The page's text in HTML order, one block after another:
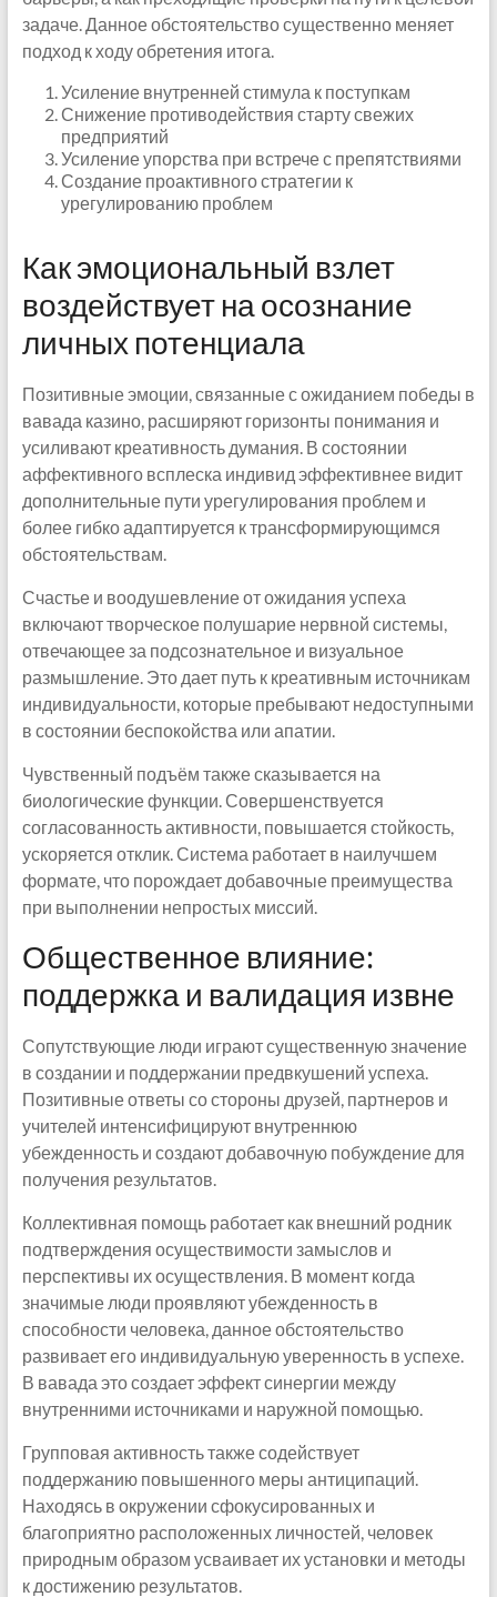
задаче. Данное обстоятельство существенно меняет
подход к ходу обретения итога.
Усиление внутренней стимула к поступкам
Снижение противодействия старту свежих
предприятий
Усиление упорства при встрече с препятствиями
Создание проактивного стратегии к
урегулированию проблем
Как эмоциональный взлет
воздействует на осознание
личных потенциала
Позитивные эмоции, связанные с ожиданием победы в
вавада казино, расширяют горизонты понимания и
усиливают креативность думания. В состоянии
аффективного всплеска индивид эффективнее видит
дополнительные пути урегулирования проблем и
более гибко адаптируется к трансформирующимся
обстоятельствам.
Счастье и воодушевление от ожидания успеха
включают творческое полушарие нервной системы,
отвечающее за подсознательное и визуальное
размышление. Это дает путь к креативным источникам
индивидуальности, которые пребывают недоступными
в состоянии беспокойства или апатии.
Чувственный подъём также сказывается на
биологические функции. Совершенствуется
согласованность активности, повышается стойкость,
ускоряется отклик. Система работает в наилучшем
формате, что порождает добавочные преимущества
при выполнении непростых миссий.
Общественное влияние:
поддержка и валидация извне
Сопутствующие люди играют существенную значение
в создании и поддержании предвкушений успеха.
Позитивные ответы со стороны друзей, партнеров и
учителей интенсифицируют внутреннюю
убежденность и создают добавочную побуждение для
получения результатов.
Коллективная помощь работает как внешний родник
подтверждения осуществимости замыслов и
перспективы их осуществления. В момент когда
значимые люди проявляют убежденность в
способности человека, данное обстоятельство
развивает его индивидуальную уверенность в успехе.
В вавада это создает эффект синергии между
внутренними источниками и наружной помощью.
Групповая активность также содействует
поддержанию повышенного меры антиципаций.
Находясь в окружении сфокусированных и
благоприятно расположенных личностей, человек
природным образом усваивает их установки и методы
к достижению результатов.